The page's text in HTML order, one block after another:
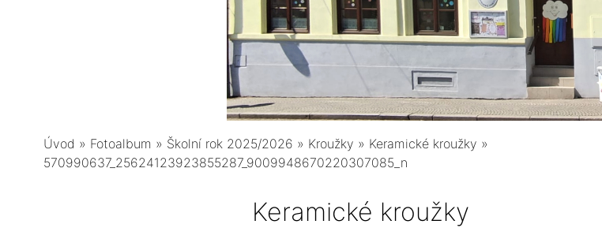
Úvod » Fotoalbum » Školní rok 2025/2026 » Kroužky » Keramické kroužky »
570990637_25624123923855287_9009948670220307085_n
Keramické kroužky